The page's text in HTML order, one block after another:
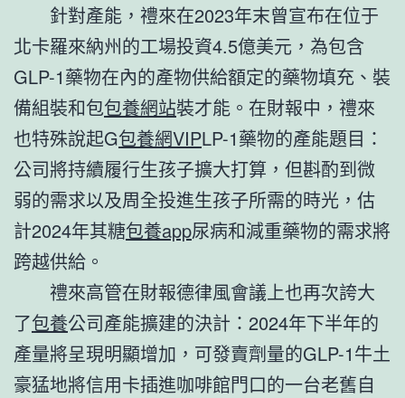
針對產能，禮來在2023年末曾宣布在位于
北卡羅來納州的工場投資4.5億美元，為包含
GLP-1藥物在內的產物供給額定的藥物填充、裝
備組裝和包包養網站裝才能。在財報中，禮來
也特殊說起G包養網VIPLP-1藥物的產能題目：
公司將持續履行生孩子擴大打算，但斟酌到微
弱的需求以及周全投進生孩子所需的時光，估
計2024年其糖包養app尿病和減重藥物的需求將
跨越供給。
禮來高管在財報德律風會議上也再次誇大
了包養公司產能擴建的決計：2024年下半年的
產量將呈現明顯增加，可發賣劑量的GLP-1牛土
豪猛地將信用卡插進咖啡館門口的一台老舊自